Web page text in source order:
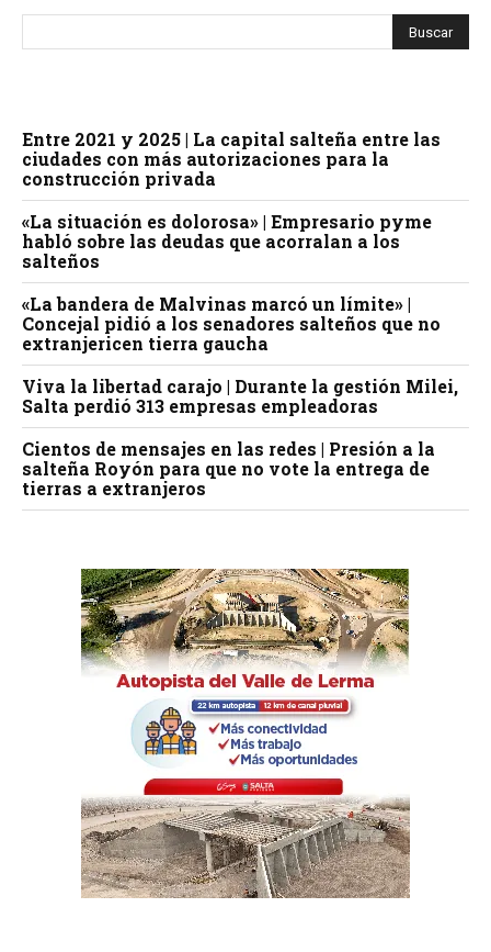
Entre 2021 y 2025 | La capital salteña entre las
ciudades con más autorizaciones para la
construcción privada
«La situación es dolorosa» | Empresario pyme
habló sobre las deudas que acorralan a los
salteños
«La bandera de Malvinas marcó un límite» |
Concejal pidió a los senadores salteños que no
extranjericen tierra gaucha
Viva la libertad carajo | Durante la gestión Milei,
Salta perdió 313 empresas empleadoras
Cientos de mensajes en las redes | Presión a la
salteña Royón para que no vote la entrega de
tierras a extranjeros